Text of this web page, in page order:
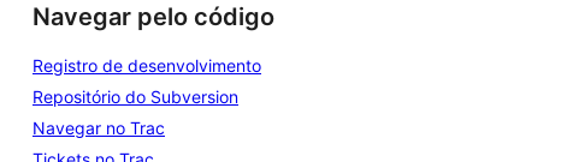
Navegar pelo código
Registro de desenvolvimento
Repositório do Subversion
Navegar no Trac